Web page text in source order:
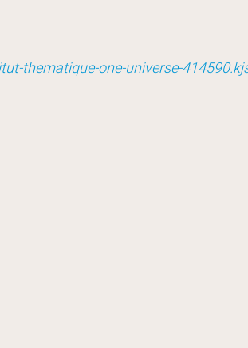
thematique-one-universe-